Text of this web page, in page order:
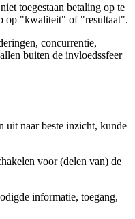
toegestaan betaling op te
op "kwaliteit" of "resultaat".
concurrentie,
buiten de invloedssfeer
uit naar beste inzicht, kunde
voor (delen van) de
informatie, toegang,